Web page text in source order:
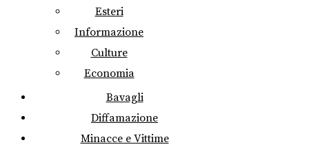
Esteri
Informazione
Culture
Economia
Bavagli
Diffamazione
Minacce e Vittime